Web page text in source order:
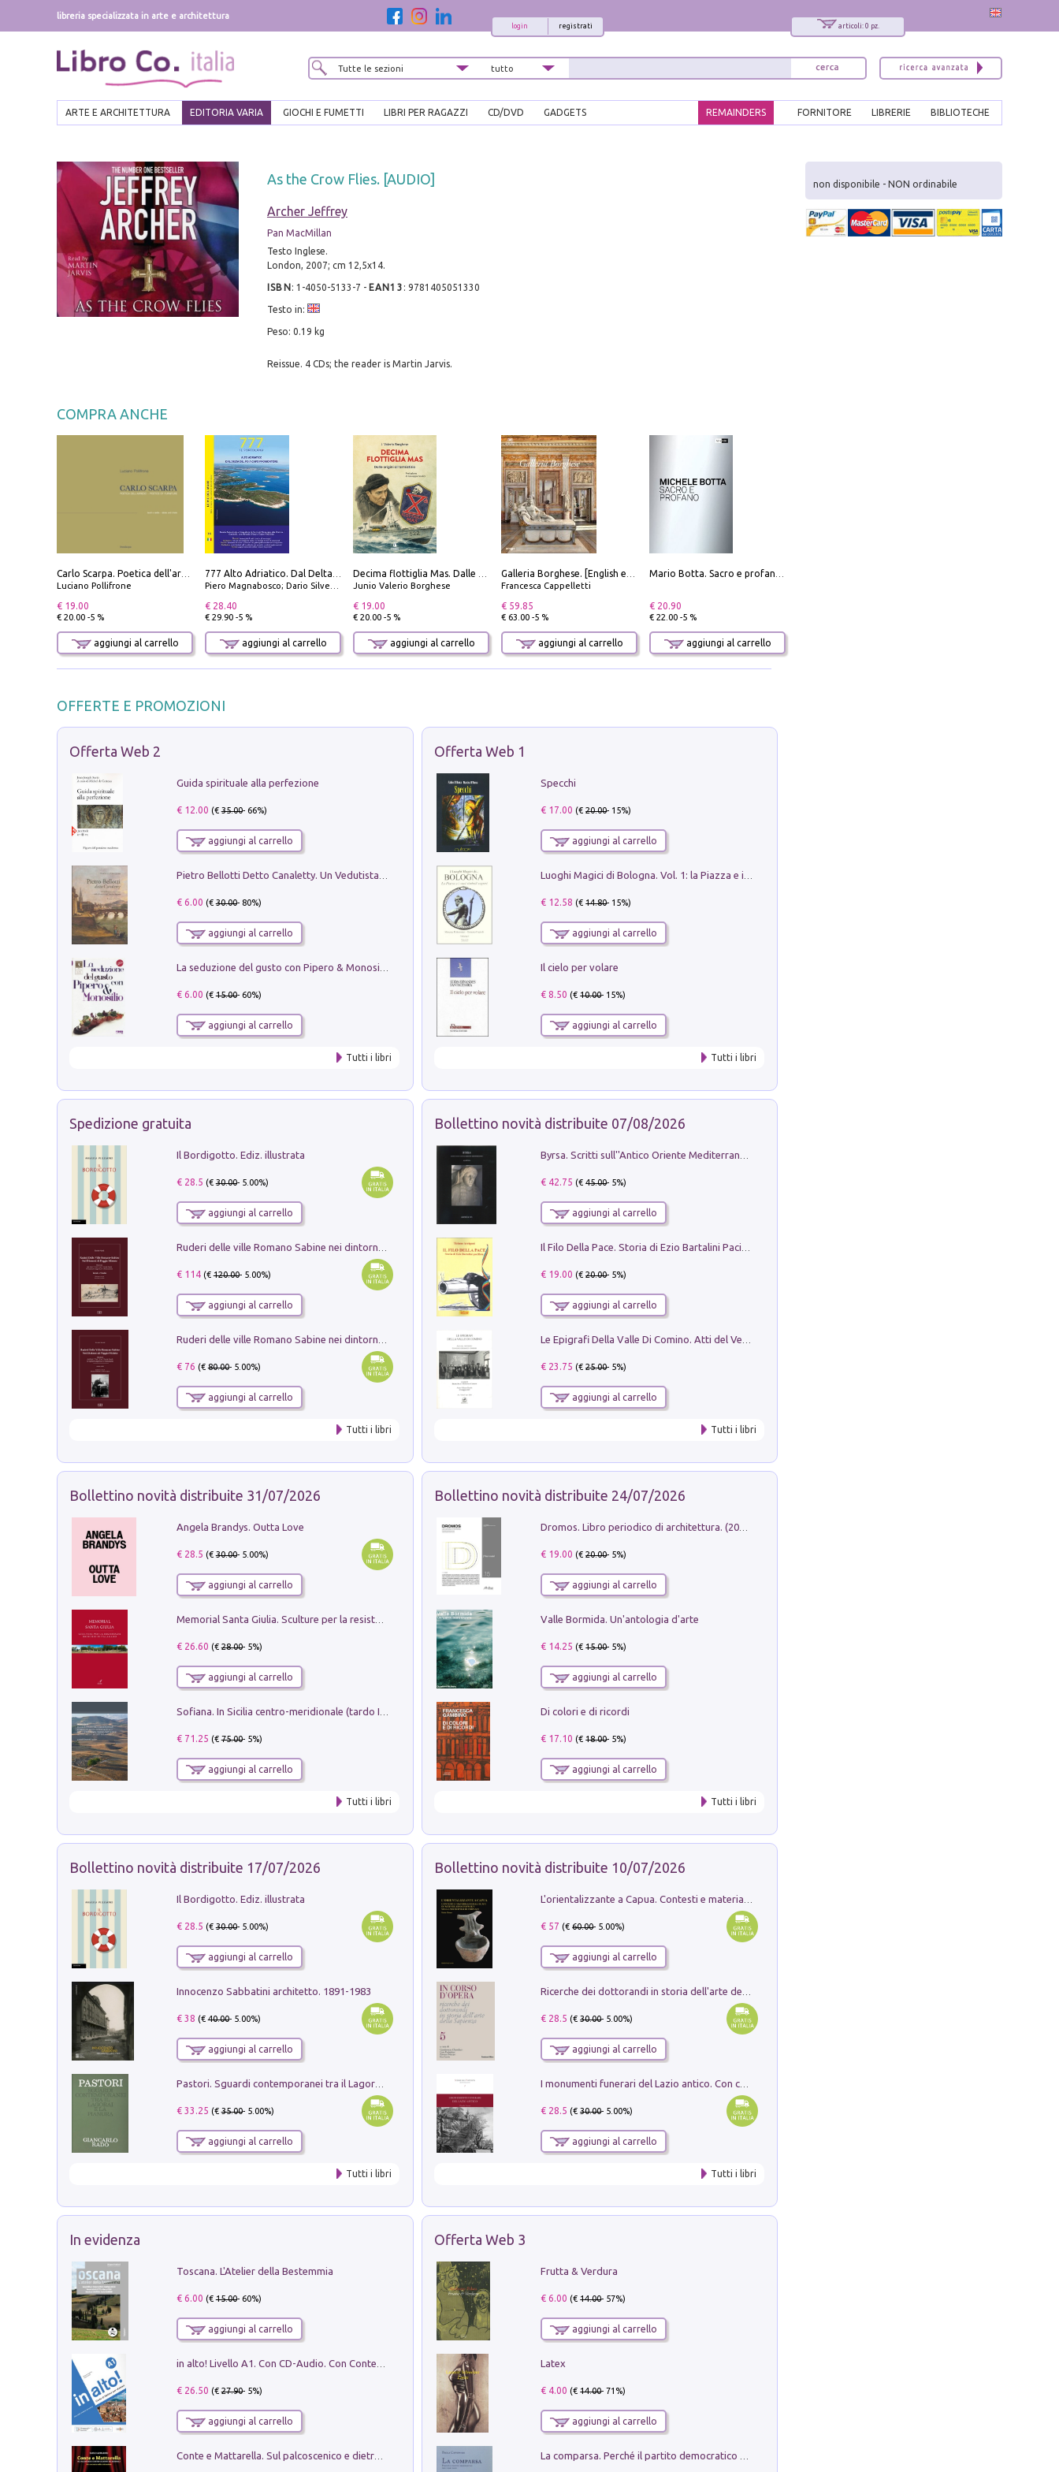
libreria specializzata in arte e architettura
articoli: 0 pz.
registrati
login
ARTE E ARCHITETTURA EDITORIA VARIA GIOCHI E FUMETTI LIBRI PER RAGAZZI CD/DVD GADGETS BIBLIOTECHE
LIBRERIE
FORNITORE
REMAINDERS
As the Crow Flies. [AUDIO]
Archer Jeffrey
Pan MacMillan
Testo Inglese.
London, 2007; cm 12,5x14.
ISBN : 1-4050-5133-7 - EAN13 : 9781405051330
Testo in:
Peso: 0.19 kg
Reissue. 4 CDs; the reader is Martin Jarvis.
COMPRA ANCHE
Luciano Pollifrone
€ 19.00
€ 20.00 -5 %
aggiungi al carrello
Piero Magnabosco; Dario Silvestro; Marco Sbrizzi
€ 28.40
€ 29.90 -5 %
aggiungi al carrello
Junio Valerio Borghese
€ 19.00
€ 20.00 -5 %
aggiungi al carrello
Francesca Cappelletti
€ 59.85
€ 63.00 -5 %
aggiungi al carrello
€ 20.90
€ 22.00 -5 %
aggiungi al carrello
OFFERTE E PROMOZIONI
Offerta Web 2
Guida spirituale alla perfezione
€ 12.00 (€35.00- 66%)
aggiungi al carrello
€ 6.00 (€30.00- 80%)
aggiungi al carrello
€ 6.00 (€15.00- 60%)
aggiungi al carrello
Tutti i libri
Offerta Web 1
Specchi
€ 17.00 (€20.00- 15%)
aggiungi al carrello
€ 12.58 (€14.80- 15%)
aggiungi al carrello
Il cielo per volare
€ 8.50 (€10.00- 15%)
aggiungi al carrello
Tutti i libri
Spedizione gratuita
Il Bordigotto. Ediz. illustrata
€ 28.5 (€30.00- 5.00%)
aggiungi al carrello
€ 114(€120.00- 5.00%)
aggiungi al carrello
€ 76 (€80.00- 5.00%)
aggiungi al carrello
Tutti i libri
Bollettino novità distribuite 07/08/2026
€ 42.75 (€45.00- 5%)
aggiungi al carrello
€ 19.00 (€20.00- 5%)
aggiungi al carrello
€ 23.75 (€25.00- 5%)
aggiungi al carrello
Tutti i libri
Bollettino novità distribuite 31/07/2026
Angela Brandys. Outta Love
€ 28.5 (€30.00- 5.00%)
aggiungi al carrello
Memorial Santa Giulia. Sculture per la resistenza Monchio di Palagano
€ 26.60 (€28.00- 5%)
aggiungi al carrello
€ 71.25 (€75.00- 5%)
aggiungi al carrello
Tutti i libri
Bollettino novità distribuite 24/07/2026
€ 19.00 (€20.00- 5%)
aggiungi al carrello
Valle Bormida. Un'antologia d'arte
€ 14.25 (€15.00- 5%)
aggiungi al carrello
Di colori e di ricordi
€ 17.10 (€18.00- 5%)
aggiungi al carrello
Tutti i libri
Bollettino novità distribuite 17/07/2026
Il Bordigotto. Ediz. illustrata
€ 28.5 (€30.00- 5.00%)
aggiungi al carrello
Innocenzo Sabbatini architetto. 1891-1983
€ 38 (€40.00- 5.00%)
aggiungi al carrello
Pastori. Sguardi contemporanei tra il Lagorai e la pianura. Ediz. illustrata
€ 33.25 (€35.00- 5.00%)
aggiungi al carrello
Tutti i libri
Bollettino novità distribuite 10/07/2026
€ 57 (€60.00- 5.00%)
aggiungi al carrello
€ 28.5 (€30.00- 5.00%)
aggiungi al carrello
€ 28.5 (€30.00- 5.00%)
aggiungi al carrello
Tutti i libri
In evidenza
Toscana. L'Atelier della Bestemmia
€ 6.00 (€15.00- 60%)
aggiungi al carrello
€ 26.50 (€27.90- 5%)
aggiungi al carrello
Conte e Mattarella. Sul palcoscenico e dietro le quinte del Quirinale. Un racconto sulle istituzioni
Offerta Web 3
Frutta & Verdura
€ 6.00 (€14.00- 57%)
aggiungi al carrello
Latex
€ 4.00 (€14.00- 71%)
aggiungi al carrello
non disponibile - NON ordinabile
x
Interessato ai nostri libri?
Allora iscriviti alla nostra newsletter!
Sarai informato delle nostre novità, potrai
comunque cancellarti quando desideri.